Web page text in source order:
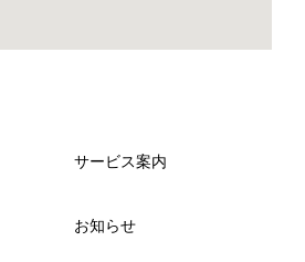
サービス案内
お知らせ